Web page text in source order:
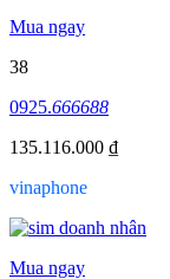
Mua ngay
38
0925.666688
135.116.000 ₫
vinaphone
Mua ngay